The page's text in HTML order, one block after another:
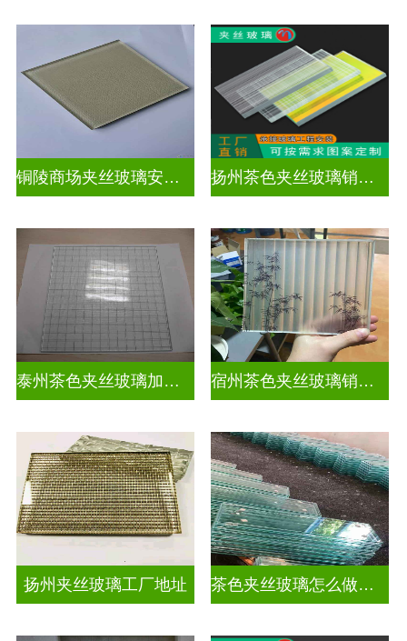
铜陵商场夹丝玻璃安装电话 扬州茶色夹丝玻璃销售点
泰州茶色夹丝玻璃加工店 宿州茶色夹丝玻璃销售点
扬州夹丝玻璃工厂地址 茶色夹丝玻璃怎么做视频